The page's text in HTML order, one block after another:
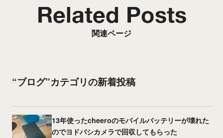
関連ページ
Related Posts
“ブログ”カテゴリの新着投稿
13年使ったcheeroのモバイルバッテリーが壊れた
のでヨドバシカメラで回収してもらった